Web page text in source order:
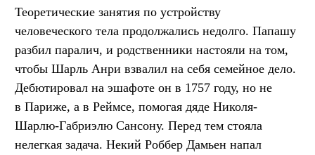
Теоретические занятия по устройству
человеческого тела продолжались недолго. Папашу
разбил паралич, и родственники настояли на том,
чтобы Шарль Анри взвалил на себя семейное дело.
Дебютировал на эшафоте он в 1757 году, но не
в Париже, а в Реймсе, помогая дяде Николя-
Шарлю-Габриэлю Сансону. Перед тем стояла
нелегкая задача. Некий Роббер Дамьен напал